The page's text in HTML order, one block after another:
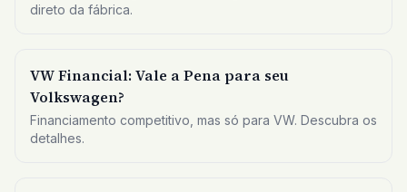
direto da fábrica.
VW Financial: Vale a Pena para seu
Volkswagen?
Financiamento competitivo, mas só para VW. Descubra os
detalhes.